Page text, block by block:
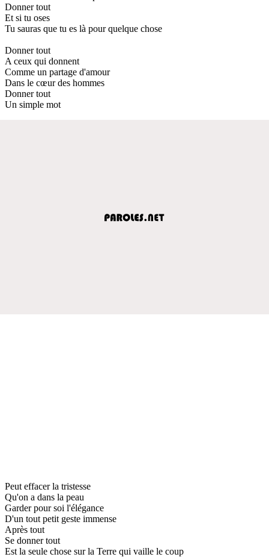
Donner tout
Et si tu oses
Tu sauras que tu es là pour quelque chose
Donner tout
A ceux qui donnent
Comme un partage d'amour
Dans le cœur des hommes
Donner tout
Un simple mot
Peut effacer la tristesse
Qu'on a dans la peau
Garder pour soi l'élégance
D'un tout petit geste immense
Après tout
Se donner tout
Est la seule chose sur la Terre qui vaille le coup